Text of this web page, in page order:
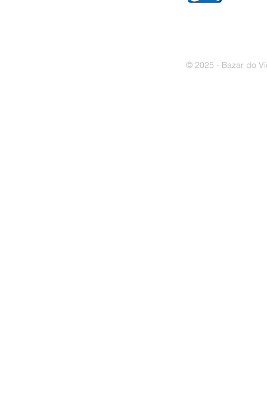
© 2025 - Bazar do